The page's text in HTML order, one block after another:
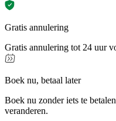
Gratis annulering
Gratis annulering tot 24 uur
Boek nu, betaal later
Boek nu zonder iets te
veranderen.